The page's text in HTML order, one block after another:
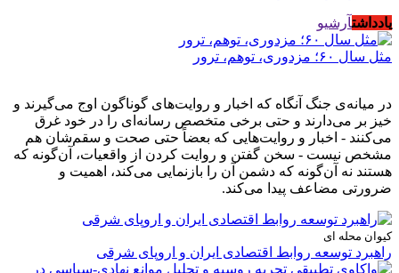
یادداشتآرشیو
مثل سال ۶۰؛ مزدوری، توهم، ترور
در میانه‌ی جنگ آنگاه که اخبار و روایت‌های گوناگون اوج می‌گیرند و
خیز بر می‌دارند و حتی برخی متخصص رسانه‌ای را در خود غرق
می‌کنند - اخبار و روایت‌هایی که بعضاً حتی صحت و سقم‌شان هم
مشخص نیست - سخن گفتن و روایت کردن از واقعیات، آن‌گونه که
هستند نه آن‌گونه که دشمن آن را بازنمایی می‌کند، اهمیت و
ضرورتی مضاعف پیدا می‌کند.
کیوان محله ای
راهبرد توسعه روابط اقتصادی ایران و اروپای شرقی